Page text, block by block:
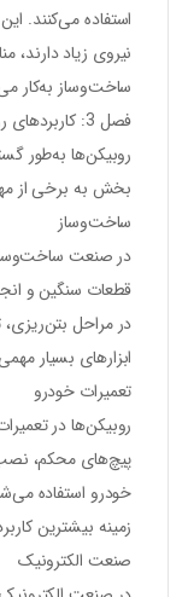
استفاده می‌کنند.
نیروی زیاد دارند،
ساخت‌وساز به‌کار
فصل 3: کاربردهای روبیکن
روبیکن‌ها به‌طور
بخش به برخی از
ساخت‌وساز
در صنعت
قطعات سنگین و
در مراحل بتن‌ریزی،
ابزارهای بسیار
تعمیرات خودرو
روبیکن‌ها در
پیچ‌های محکم،
خودرو استفاده
زمینه بیشترین
صنعت الکترونیک